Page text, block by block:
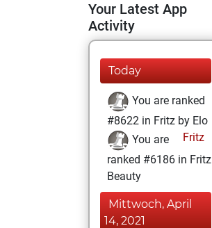
Your Latest App
Activity
Today
You are ranked
#8622 in Fritz by Elo
Fritz
You are
ranked #6186 in Fritz
Beauty
Mittwoch, April
14, 2021